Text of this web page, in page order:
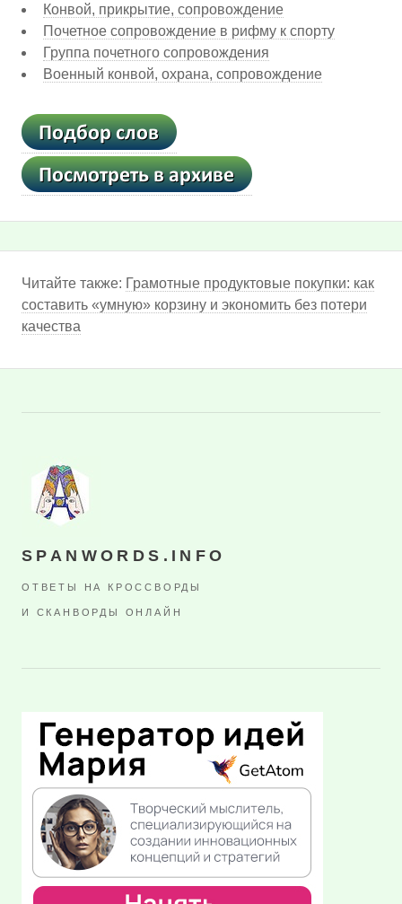
Конвой, прикрытие, сопровождение
Почетное сопровождение в рифму к спорту
Группа почетного сопровождения
Военный конвой, охрана, сопровождение
Читайте также: Грамотные продуктовые покупки: как
составить «умную» корзину и экономить без потери
качества
SPANWORDS.INFO
ОТВЕТЫ НА КРОССВОРДЫ
И СКАНВОРДЫ ОНЛАЙН